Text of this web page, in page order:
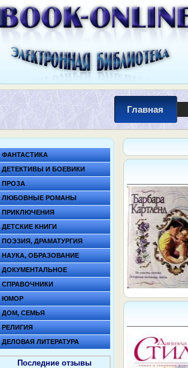
Главная
ФАНТАСТИКА
ДЕТЕКТИВЫ И БОЕВИКИ
ПРОЗА
ЛЮБОВНЫЕ РОМАНЫ
ПРИКЛЮЧЕНИЯ
ДЕТСКИЕ КНИГИ
ПОЭЗИЯ, ДРАМАТУРГИЯ
НАУКА, ОБРАЗОВАНИЕ
ДОКУМЕНТАЛЬНОЕ
СПРАВОЧНИКИ
ЮМОР
ДОМ, СЕМЬЯ
РЕЛИГИЯ
ДЕЛОВАЯ ЛИТЕРАТУРА
Последние отзывы